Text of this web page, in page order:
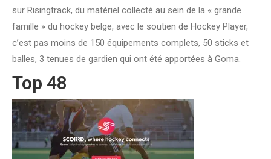
sur Risingtrack, du matériel collecté au sein de la « grande
famille » du hockey belge, avec le soutien de Hockey Player,
c’est pas moins de 150 équipements complets, 50 sticks et
balles, 3 tenues de gardien qui ont été apportées à Goma.
Top 48